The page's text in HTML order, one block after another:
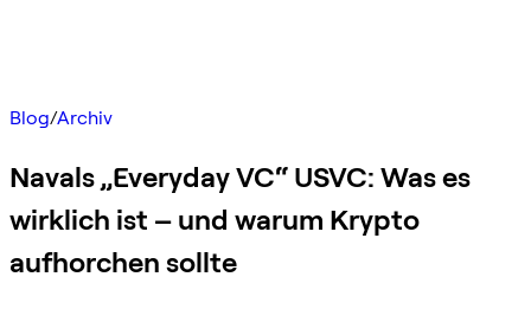
Blog/Archiv
Navals „Everyday VC“ USVC: Was es
wirklich ist – und warum Krypto
aufhorchen sollte